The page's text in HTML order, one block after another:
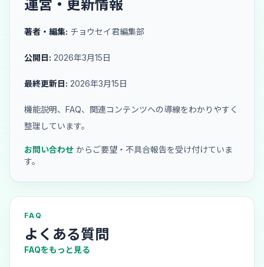
運営・更新情報
著者・編集: チョウセイ君編集部
公開日: 2026年3月15日
最終更新日: 2026年3月15日
機能説明、FAQ、関連コンテンツへの導線をわかりやすく
整理しています。
お問い合わせ からご要望・不具合報告を受け付けていま
す。
FAQ
よくある質問
FAQをもっと見る